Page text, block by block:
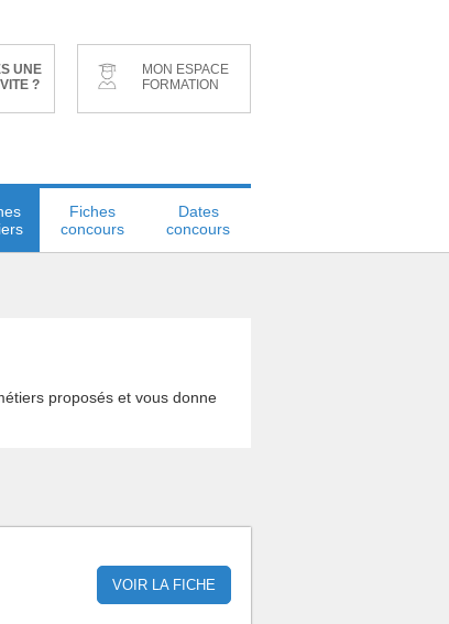
UNE
?
MON ESPACE
FORMATION
Fiches
concours
Dates
concours
proposés et vous donne
VOIR LA FICHE